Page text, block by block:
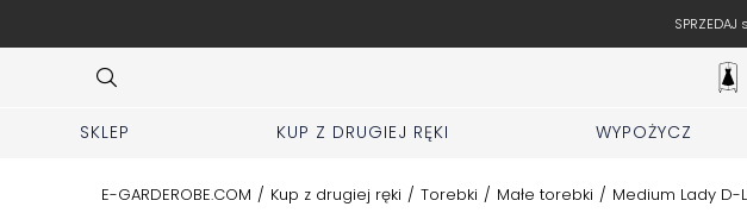
SKLEP KUP Z DRUGIEJ RĘKI WYPOŻYCZ
E-GARDEROBE.COM / Kup z drugiej ręki / Torebki / Małe torebki / Medium Lady D-